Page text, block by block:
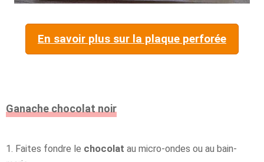
En savoir plus sur la plaque perforée
Ganache chocolat noir
1. Faites fondre le chocolat au micro-ondes ou au bain-